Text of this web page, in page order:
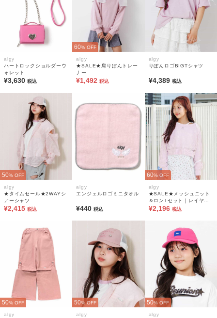
algy
ハートロックショルダーウ
ォレット
¥3,630 税込
60% OFF
algy
★SALE★肩りぼんトレー
ナー
¥1,492 税込
algy
りぼんロゴBIGTシャツ
¥4,389 税込
50% OFF
algy
★タイムセール★2WAYシ
アーシャツ
¥2,415 税込
algy
エンジェルロゴミニタオル
¥440税込
60% OFF
algy
★SALE★メッシュニット
＆ロンTセット｜レイヤー
ドコーデ 2枚セット
¥2,196 税込
50% OFF
algy
50% OFF
algy
50% OFF
algy